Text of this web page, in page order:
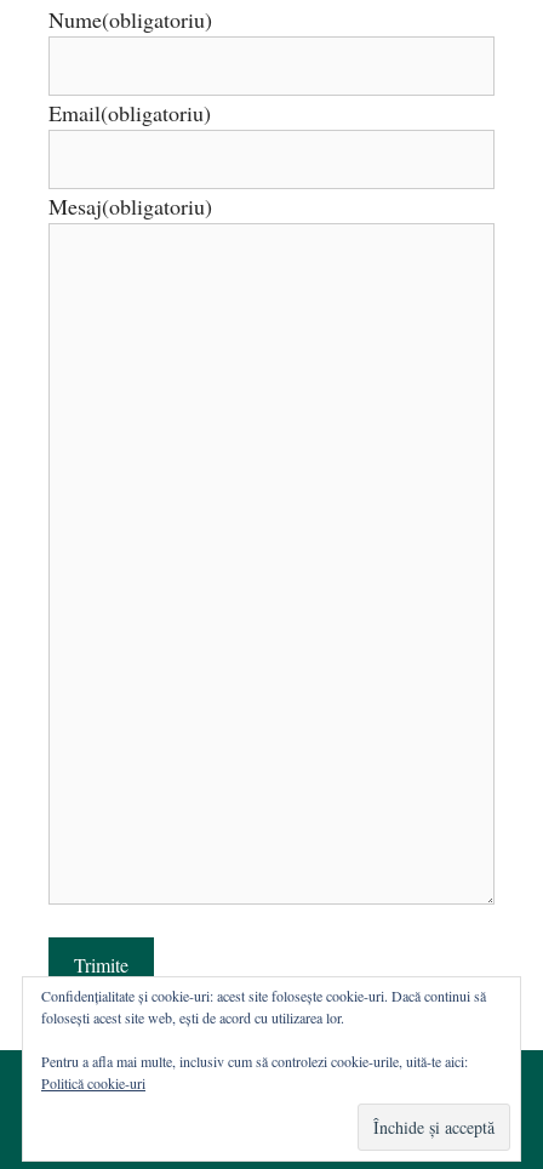
Nume(obligatoriu)
Email(obligatoriu)
Mesaj(obligatoriu)
Trimite
Web hosting şi dezvoltare Wordpress:
Casa de WEB
Confidențialitate și cookie-uri: acest site folosește cookie-uri. Dacă continui să
folosești acest site web, ești de acord cu utilizarea lor.
Pentru a afla mai multe, inclusiv cum să controlezi cookie-urile, uită-te aici:
Politică cookie-uri